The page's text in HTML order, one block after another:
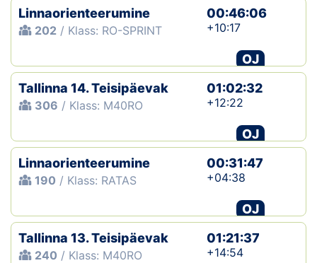
Linnaorienteerumine
202 / Klass: RO-SPRINT
00:46:06
+10:17
OJ
Tallinna 14. Teisipäevak
306 / Klass: M40RO
01:02:32
+12:22
OJ
Linnaorienteerumine
190 / Klass: RATAS
00:31:47
+04:38
OJ
Tallinna 13. Teisipäevak
240 / Klass: M40RO
01:21:37
+14:54